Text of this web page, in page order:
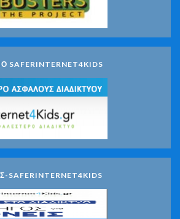
SAFERINTERNET4KIDS
SAFERINTERNET4KIDS